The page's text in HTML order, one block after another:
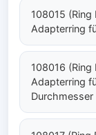
108015
Adapterring
108016
Adapterring
Durchmesser